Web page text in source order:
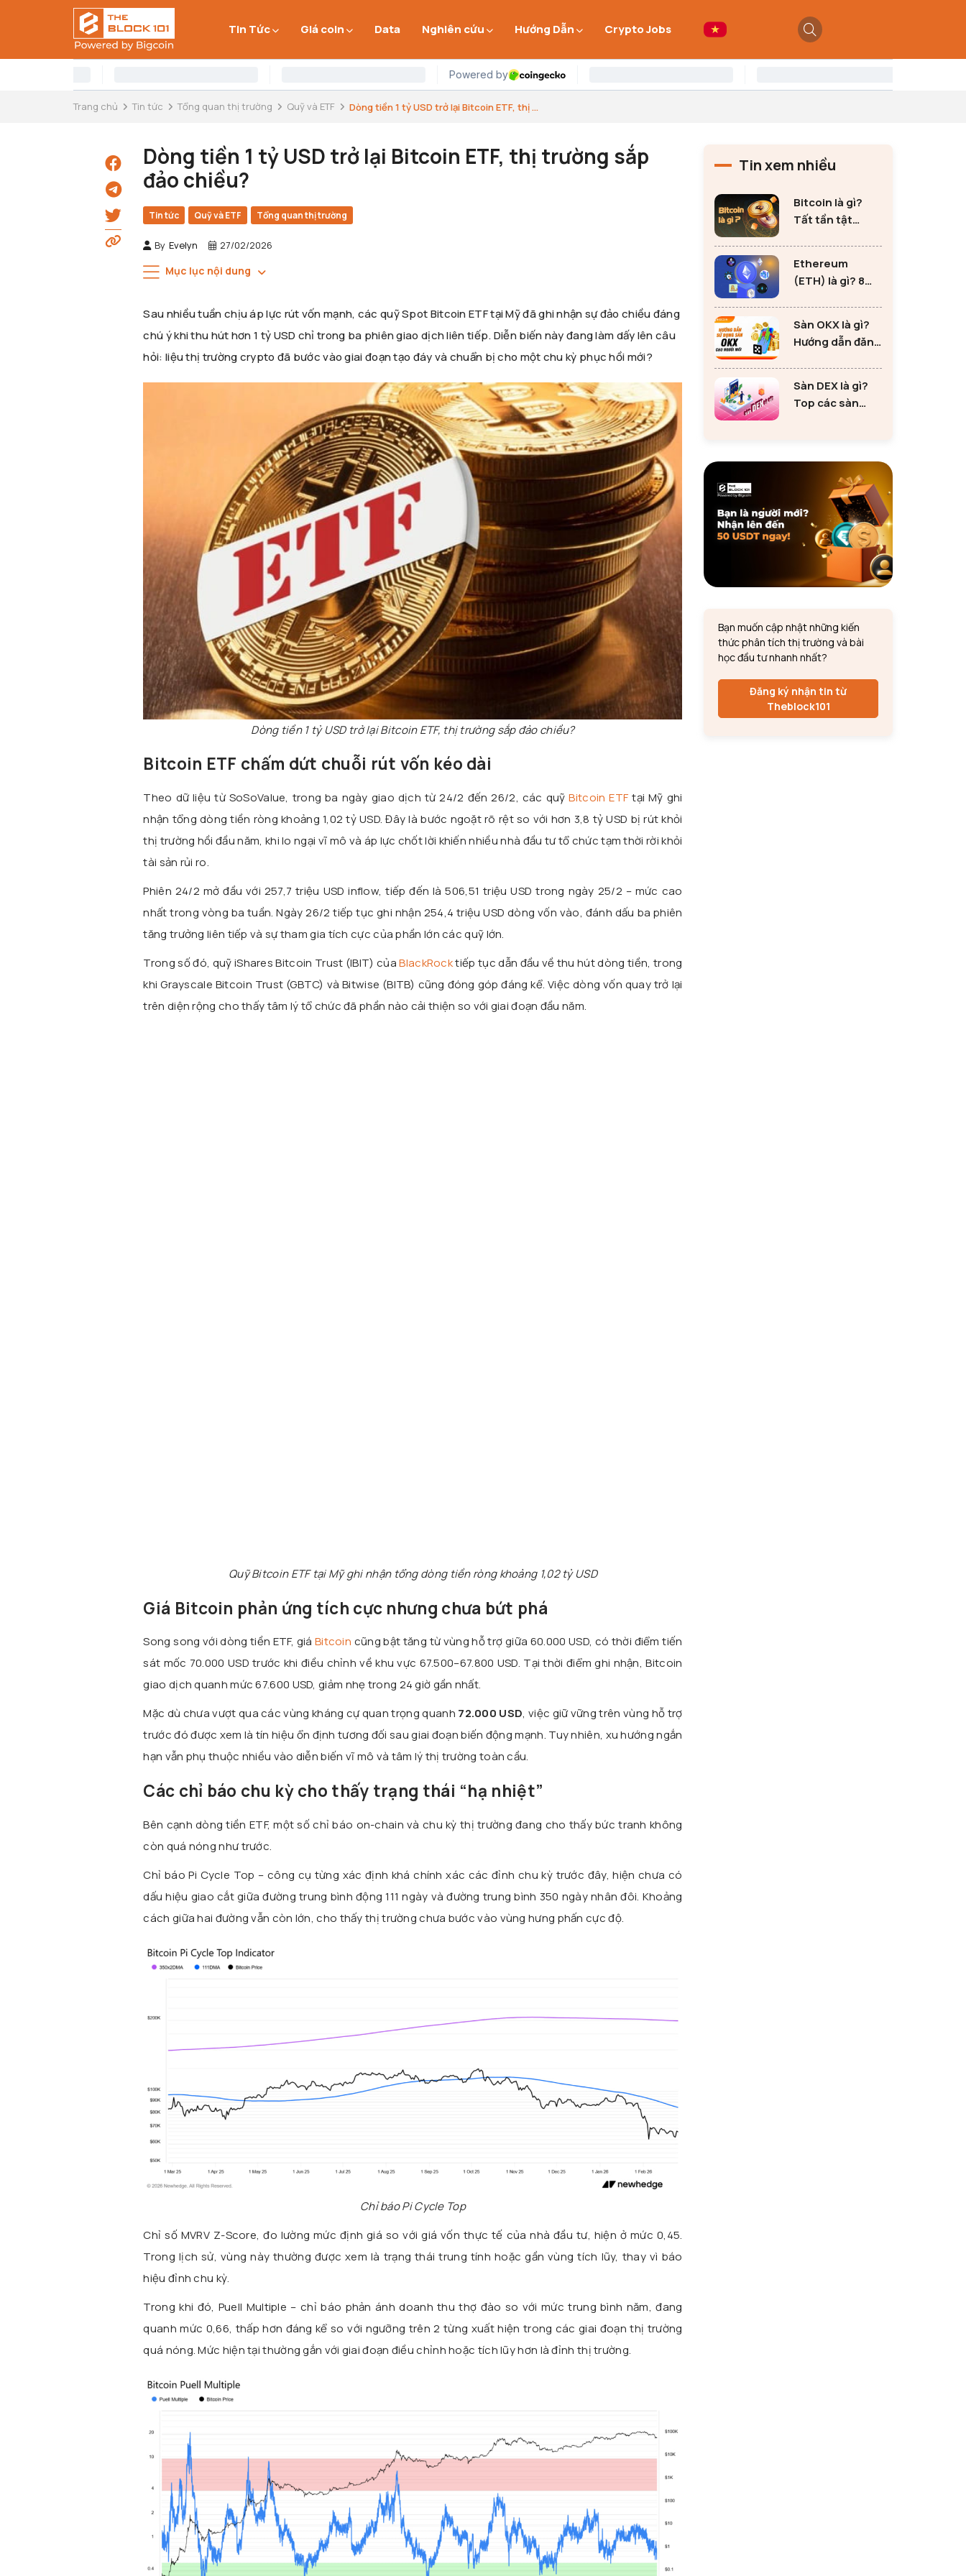
Tin Tức Giá coin Data Nghiên cứu Hướng Dẫn Crypto Jobs
Trang chủ Tin tức Tổng quan thị trường Quỹ và ETF Dòng tiền 1 tỷ USD trở lại Bitcoin ETF, thị ...
Dòng tiền 1 tỷ USD trở lại Bitcoin ETF, thị trường sắp
đảo chiều?
Tin tức Quỹ và ETF Tổng quan thị trường
By Evelyn 27/02/2026
Mục lục nội dung
Sau nhiều tuần chịu áp lực rút vốn mạnh, các quỹ Spot Bitcoin ETF tại Mỹ đã ghi nhận sự đảo chiều đáng
chú ý khi thu hút hơn 1 tỷ USD chỉ trong ba phiên giao dịch liên tiếp. Diễn biến này đang làm dấy lên câu
hỏi: liệu thị trường crypto đã bước vào giai đoạn tạo đáy và chuẩn bị cho một chu kỳ phục hồi mới?
Dòng tiền 1 tỷ USD trở lại Bitcoin ETF, thị trường sắp đảo chiều?
Bitcoin ETF chấm dứt chuỗi rút vốn kéo dài
Theo dữ liệu từ SoSoValue, trong ba ngày giao dịch từ 24/2 đến 26/2, các quỹBitcoin ETF tại Mỹ ghi
nhận tổng dòng tiền ròng khoảng 1,02 tỷ USD. Đây là bước ngoặt rõ rệt so với hơn 3,8 tỷ USD bị rút khỏi
thị trường hồi đầu năm, khi lo ngại vĩ mô và áp lực chốt lời khiến nhiều nhà đầu tư tổ chức tạm thời rời khỏi
tài sản rủi ro.
Phiên 24/2 mở đầu với 257,7 triệu USD inflow, tiếp đến là 506,51 triệu USD trong ngày 25/2 – mức cao
nhất trong vòng ba tuần. Ngày 26/2 tiếp tục ghi nhận 254,4 triệu USD dòng vốn vào, đánh dấu ba phiên
tăng trưởng liên tiếp và sự tham gia tích cực của phần lớn các quỹ lớn.
Trong số đó, quỹ iShares Bitcoin Trust (IBIT) củaBlackRocktiếp tục dẫn đầu về thu hút dòng tiền, trong
khi Grayscale Bitcoin Trust (GBTC) và Bitwise (BITB) cũng đóng góp đáng kể. Việc dòng vốn quay trở lại
trên diện rộng cho thấy tâm lý tổ chức đã phần nào cải thiện so với giai đoạn đầu năm.
Quỹ Bitcoin ETF tại Mỹ ghi nhận tổng dòng tiền ròng khoảng 1,02 tỷ USD
Giá Bitcoin phản ứng tích cực nhưng chưa bứt phá
Song song với dòng tiền ETF, giá Bitcoin cũng bật tăng từ vùng hỗ trợ giữa 60.000 USD, có thời điểm tiến
sát mốc 70.000 USD trước khi điều chỉnh về khu vực 67.500–67.800 USD. Tại thời điểm ghi nhận, Bitcoin
giao dịch quanh mức 67.600 USD, giảm nhẹ trong 24 giờ gần nhất.
Mặc dù chưa vượt qua các vùng kháng cự quan trọng quanh 72.000 USD, việc giữ vững trên vùng hỗ trợ
trước đó được xem là tín hiệu ổn định tương đối sau giai đoạn biến động mạnh. Tuy nhiên, xu hướng ngắn
hạn vẫn phụ thuộc nhiều vào diễn biến vĩ mô và tâm lý thị trường toàn cầu.
Các chỉ báo chu kỳ cho thấy trạng thái “hạ nhiệt”
Bên cạnh dòng tiền ETF, một số chỉ báo on-chain và chu kỳ thị trường đang cho thấy bức tranh không
còn quá nóng như trước.
Chỉ báo Pi Cycle Top – công cụ từng xác định khá chính xác các đỉnh chu kỳ trước đây, hiện chưa có
dấu hiệu giao cắt giữa đường trung bình động 111 ngày và đường trung bình 350 ngày nhân đôi. Khoảng
cách giữa hai đường vẫn còn lớn, cho thấy thị trường chưa bước vào vùng hưng phấn cực độ.
Chỉ báo Pi Cycle Top
Chỉ số MVRV Z-Score, đo lường mức định giá so với giá vốn thực tế của nhà đầu tư, hiện ở mức 0,45.
Trong lịch sử, vùng này thường được xem là trạng thái trung tính hoặc gần vùng tích lũy, thay vì báo
hiệu đỉnh chu kỳ.
Trong khi đó, Puell Multiple – chỉ báo phản ánh doanh thu thợ đào so với mức trung bình năm, đang
quanh mức 0,66, thấp hơn đáng kể so với ngưỡng trên 2 từng xuất hiện trong các giai đoạn thị trường
quá nóng. Mức hiện tại thường gắn với giai đoạn điều chỉnh hoặc tích lũy hơn là đỉnh thị trường.
Tin xem nhiều
Bitcoin là gì?
Tất tần tật
Bitcoin
Ethereum
(ETH) là gì? 8
tư Ethereum
Sàn OKX là gì?
Hướng dẫn đăng
mới
Sàn DEX là gì?
Top các sàn
Bạn muốn cập nhật những kiến
thức phân tích thị trường và bài
học đầu tư nhanh nhất?
Đăng ký nhận tin từ
Theblock101